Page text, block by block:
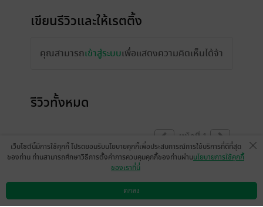
เขียนรีวิวและให้เรตติ้ง
คุณสามารถเข้าสู่ระบบเพื่อแสดงความคิดเห็นได้จ้า
รีวิวทั้งหมด
หน้าที่ 1
ขณะนี้เปิดให้แสดงความคิดเห็นได้ตามปกติแล้ว
(ข้อความอัตโนมัติจากระบบ)
ดาวน์โหลดแอป วิธีการใช้งาน ติดต่อเรา
เว็บไซต์นี้มีการใช้คุกกี้ โปรดยอมรับนโยบายคุกกี้เพื่อประสบการณ์การใช้บริการที่ดีที่สุด
ของท่าน ท่านสามารถศึกษาวิธีการตั้งค่าการควบคุมคุกกี้ของท่านผ่านนโยบายการใช้คุกกี้
ของเราที่นี่
ตกลง